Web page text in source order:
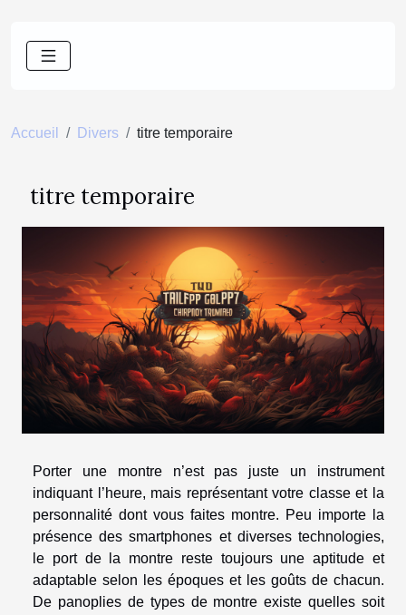
Accueil Divers titre temporaire
titre temporaire
Porter une montre n’est pas juste un instrument
indiquant l’heure, mais représentant votre classe et la
personnalité dont vous faites montre. Peu importe la
présence des smartphones et diverses technologies,
le port de la montre reste toujours une aptitude et
adaptable selon les époques et les goûts de chacun.
De panoplies de types de montre existe quelles soit